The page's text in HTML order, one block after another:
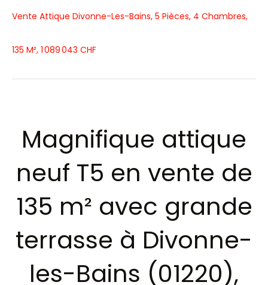
Vente Attique Divonne-Les-Bains, 5 Pièces, 4 Chambres,
135 M², 1 089 043 CHF
Magnifique attique
neuf T5 en vente de
135 m² avec grande
terrasse à Divonne-
les-Bains (01220),